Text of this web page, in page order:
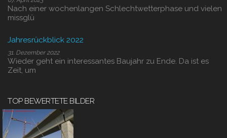
Nach einer wochenlangen Schlechtwetterphase und vielen
missglü
Jahresrückblick 2022
31. Dezember 2022
Wieder geht ein interessantes Baujahr zu Ende. Da ist es
Zeit, um
TOP BEWERTETE BILDER